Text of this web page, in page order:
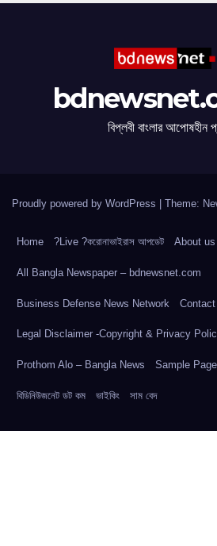
বিপ্লবী বাংলার আপোষহীন
Proudly powered by WordPress | Theme:
Home ?Live ?করোনাভাইরাস আপডেট About us
All Bangla Newspaper – bdnewsnet.com
Business Defense News Network
Legal Disclaimer -Copyright & Privacy
Prothom Alo – Bangla News Sample Page
বিডিনিউজনেট ডট কম ভাইকিং সাম বেদ